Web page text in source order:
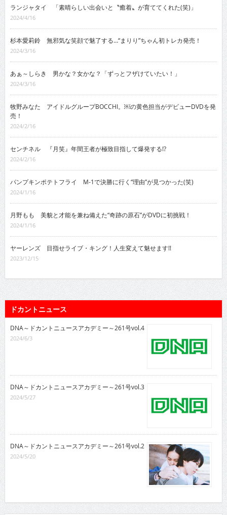
ランジャタイ 「素晴らしい出会いと〝癒着〟が育ててくれた(笑)」
2024/4/16
杉本愛莉鈴 無邪気な笑顔で魅了する…“まりり”ちゃん初トレカ発売！
2024/3/16
あぁ～しらき 男かな？女かな？「ずっとフザけていたい！」
2024/3/16
牧野みなた アイドルグループBOCCHI。￼の黄色担当がデビューDVDを発
売！
2024/2/16
センチネル 『月笑』年間王者が極致目指して爆発する!?
2024/2/16
パンプキンポテトフライ M-1で決勝に行く“理由”が見つかった(笑)
2024/1/16
月野もも 美貌と才能を兼ね備えた“奇跡の原石”がDVDに初挑戦！
2024/1/16
ヤーレンズ 目指せライブ・キング！人生変えて魅せます!!
2023/12/15
ドカントニュース
DNA～ドカントニュースアカデミー～261号vol.4
2024/6/3
DNA～ドカントニュースアカデミー～261号vol.3
2024/5/27
DNA～ドカントニュースアカデミー～261号vol.2
2024/5/20